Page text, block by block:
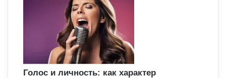
Голос и личность: как характер